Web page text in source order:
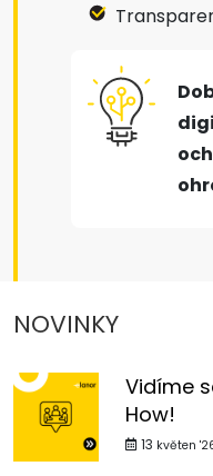
NOVINKY
Vidíme
How!
13 květen